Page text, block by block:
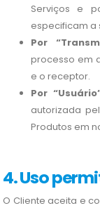
Serviços e
especificam a
Por
processo em
e o receptor.
Por
autorizada
Produtos em
4. Uso
O Cliente aceita e